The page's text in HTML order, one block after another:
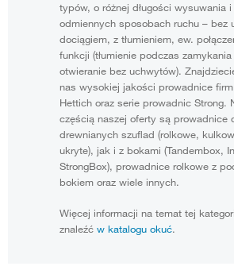
typów, o różnej długości wysuwania i
odmiennych sposobach ruchu – bez
dociągiem, z tłumieniem, ew.
funkcji (tłumienie podczas zamykania
otwieranie bez uchwytów).
nas wysokiej jakości prowadnice
Hettich oraz serie prowadnic Strong.
częścią naszej oferty są prowadnice
drewnianych szuflad (rolkowe,
ukryte), jak i z bokami (Tandembox,
StrongBox), prowadnice rolkowe z
bokiem oraz wiele innych.
Więcej informacji na temat tej
znaleźć w katalogu okuć.